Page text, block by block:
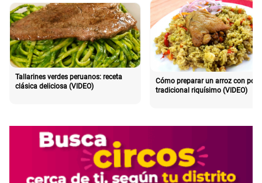
Tallarines verdes peruanos: receta
clásica deliciosa (VIDEO)
Cómo preparar un arroz con pollo
tradicional riquísimo (VIDEO)